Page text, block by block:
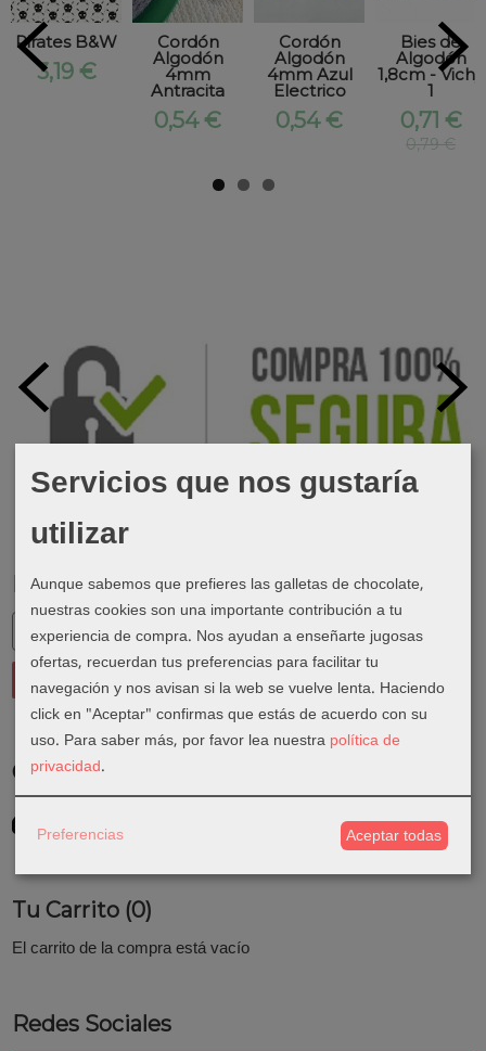
Marcas
Costes de Envío
Consultar Destinos
Tu Carrito (0)
El carrito de la compra está vacío
Redes Sociales
Pirates B&W
3,19 €
Cordón
Algodón
4mm
Antracita
0,54 €
Cordón
Algodón
4mm Azul
Electrico
0,54 €
Bies de
Algodón
1,8cm - Vichy
1
0,71 €
0,79 €
Servicios que nos gustaría
utilizar
Aunque sabemos que prefieres las galletas de chocolate,
nuestras cookies son una importante contribución a tu
experiencia de compra. Nos ayudan a enseñarte jugosas
ofertas, recuerdan tus preferencias para facilitar tu
navegación y nos avisan si la web se vuelve lenta. Haciendo
click en "Aceptar" confirmas que estás de acuerdo con su
uso. Para saber más, por favor lea nuestra política de
privacidad.
Preferencias Aceptar todas